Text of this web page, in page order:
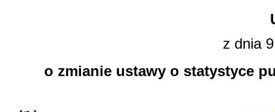
z dnia
o zmianie ustawy o statystyce